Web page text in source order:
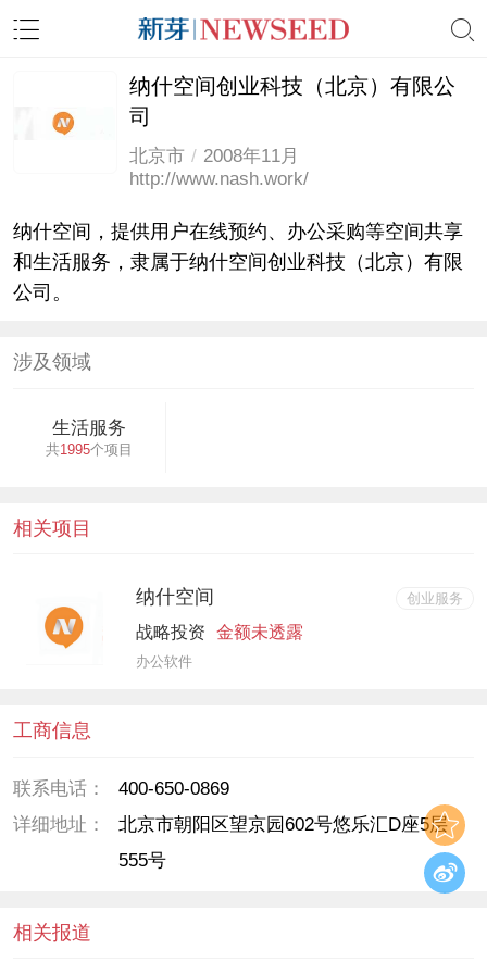
纳什空间创业科技（北京）有限公
司
北京市 / 2008年11月
http://www.nash.work/
纳什空间，提供用户在线预约、办公采购等空间共享
和生活服务，隶属于纳什空间创业科技（北京）有限
公司。
涉及领域
生活服务
共1995个项目
相关项目
纳什空间 创业服务
战略投资 金额未透露
办公软件
工商信息
联系电话：
400-650-0869
详细地址：
北京市朝阳区望京园602号悠乐汇D座5层
555号
相关报道